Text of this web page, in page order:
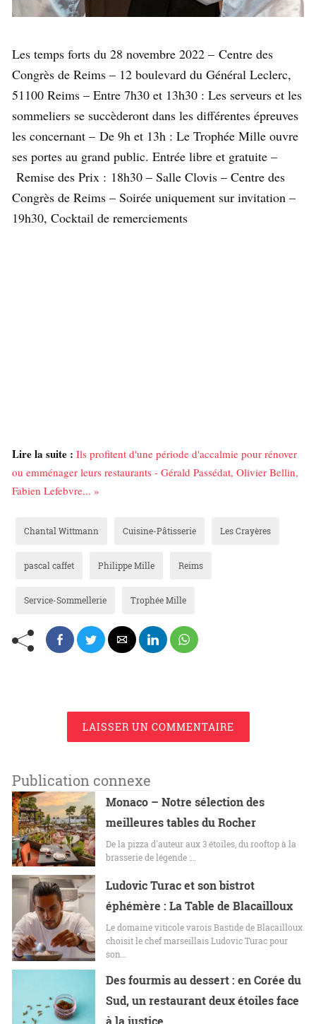
Les temps forts du 28 novembre 2022 – Centre des
Congrès de Reims – 12 boulevard du Général Leclerc,
51100 Reims – Entre 7h30 et 13h30 : Les serveurs et les
sommeliers se succèderont dans les différentes épreuves
les concernant – De 9h et 13h : Le Trophée Mille ouvre
ses portes au grand public. Entrée libre et gratuite –
Remise des Prix : 18h30 – Salle Clovis – Centre des
Congrès de Reims – Soirée uniquement sur invitation –
19h30, Cocktail de remerciements
Lire la suite : Ils profitent d'une période d'accalmie pour rénover
ou emménager leurs restaurants - Gérald Passédat, Olivier Bellin,
Fabien Lefebvre... »
Chantal Wittmann Cuisine-Pâtisserie Les Crayères
pascal caffet Philippe Mille Reims
Service-Sommellerie Trophée Mille
LAISSER UN COMMENTAIRE
Publication connexe
Monaco – Notre sélection des
meilleures tables du Rocher
De la pizza d'auteur aux 3 étoiles, du rooftop à la
brasserie de légende :…
Ludovic Turac et son bistrot
éphémère : La Table de Blacailloux
Le domaine viticole varois Bastide de Blacailloux
choisit le chef marseillais Ludovic Turac pour
son…
Des fourmis au dessert : en Corée du
Sud, un restaurant deux étoiles face
à la justice